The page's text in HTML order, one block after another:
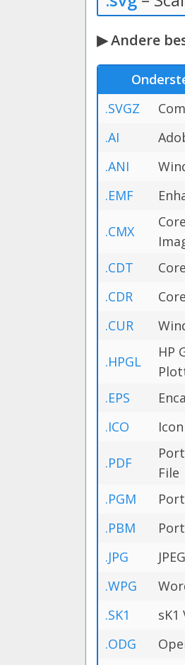
▶ Andere
.SVGZ
.AI
.ANI
.EMF
.CMX
.CDT
.CDR
.CUR
.HPGL
HP
.EPS
.ICO
.PDF
File
.PGM
.PBM
.JPG
.WPG
.SK1
sK1
.ODG